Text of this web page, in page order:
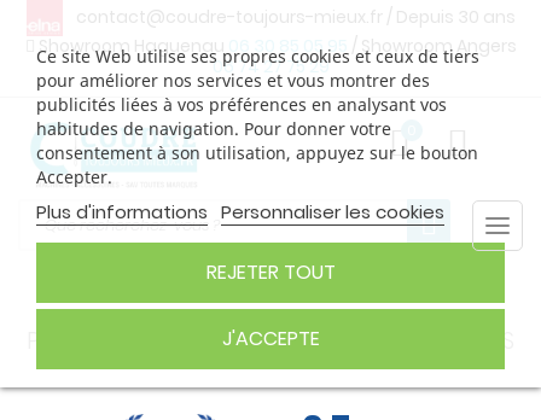
contact@coudre-toujours-mieux.fr / Depuis 30 ans
Showroom Haguenau
06 30 85 05 95
/ Showroom Angers
06 74 27 75 29
Ce site Web utilise ses propres cookies et ceux de tiers
pour améliorer nos services et vous montrer des
publicités liées à vos préférences en analysant vos
habitudes de navigation. Pour donner votre
consentement à son utilisation, appuyez sur le bouton
Accepter.
Plus d'informations Personnaliser les cookies
REJETER TOUT
J'ACCEPTE
PIEDS POUR SURJETEUSES ET RECOUVREUSES